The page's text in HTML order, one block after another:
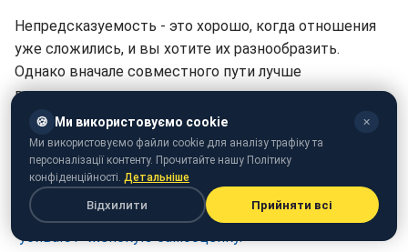
Непредсказуемость - это хорошо, когда отношения
уже сложились, и вы хотите их разнообразить.
Однако вначале совместного пути лучше
воздержаться от неожиданных поступков, вас
просто могут не понять.
Ранее мы писали также, что психологи перечислили
ложные признаки "большой любви".
Также эксперты назвали
типы мужчин, которые
"убивают" женскую самооценку.
🍪 Ми використовуємо cookie ✕
Ми використовуємо файли cookie для аналізу трафіку та
персоналізації контенту. Прочитайте нашу Політику
конфіденційності. Детальніше
Відхилити Прийняти всі